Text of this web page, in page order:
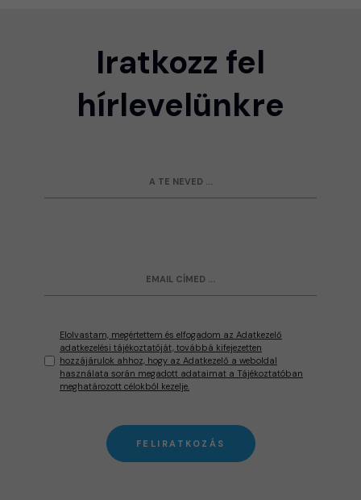
Iratkozz fel
hírlevelünkre
Elolvastam, megértettem és elfogadom az Adatkezelő
adatkezelési tájékoztatóját, továbbá kifejezetten
hozzájárulok ahhoz, hogy az Adatkezelő a weboldal
használata során megadott adataimat a Tájékoztatóban
meghatározott célokból kezelje.
FELIRATKOZÁS